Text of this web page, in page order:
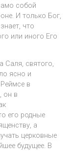
собой
И только Бог,
что
или иного Его
Саля, святого,
ясно и
в
он в
его родные
а
церковные
будущее. В